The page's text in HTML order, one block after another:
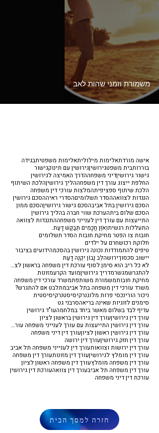
משמורת וזמני שהות לאב
אישה מורדתאלימות מילוליתאלימות משפטיתבגידה
בוררותבית משפטגירושיןגירושין עם תינוקגישור
גישור גירושיןדיני משפחההדרך האמיצה לגירושין
החלפת ייצוג עורך דין משפחההליך גירושיןהלכת השיתוף
הלכת שיתוף ספציפיתהמלצות עורכי דין משפחה
הנגדות לצוואההסדר תשלומיםהסדרי ראיההסכם גירושין
הסכם גירושין בתל אביבהסכם גישור גירושיןהסכם ממון
הסכם שלום ביתהערכת שווי חברה בהליך גירושין
התייעצות עם עורך דין לענייני משפחההתנגדות לצוואה
התעללות רגשיתוְאֹזֶן חֲכָמִים תְּבַקֶּשׁ דָּעַת.
חובות צו הפטר מחיקת חובות הסדר תשלומים
חלוקת רכושחרם על ילדים
טיפים להתמודדות נכונה גירושין בהסכמהידועים בציבור
יישוב סכסוךירושהלֵב נָבוֹן יִקְנֶה דָּעַת
לא כל ריב הוא סימן לסוף עורכת דין משפחה בראשון לציון
להתגרשמגשרמדריך גירושיןמועד הקרעמזונות
מחיקת חובותמשמורת משותפתמשרד עורכי דין משפחה
משרד עורכי דין משפחה בתל אביבמתלבט אם להתגרש?
ניכור הורינכסי פרות מלוגנרקיסיסטנרקיסיסטית
סימנים לזוגיות שאינה בריאהסרבני גט
עדיף לבד בשלום מאשר ביחד במלחמהעו"ד גירושין
עורך דין גירושיןעורך דין גירושין בראשון לציון
עורך דין גירושין התייעצות עם עורך לענייני משפחה עורך דין משפחה
עורך דין גירושין ראשון לציוןעורך דין דיני משפחה
עורך דין חזק גירושיןעורך דין ירושה
עורך דין ירושות וצוואותעורך דין לענייני משפחה תל אביב
עורך דין מומלץ לגירושיןעורך דין מזונותעורך דין משפחה
עורך דין משפחה מומלץעורך דין משפחה ראשון לציון
עורך דין משפחה תל אביבעורך דין צוואהעורכת דין גירושין
עורכת דין דיני משפחה
חזרה למסך הבית